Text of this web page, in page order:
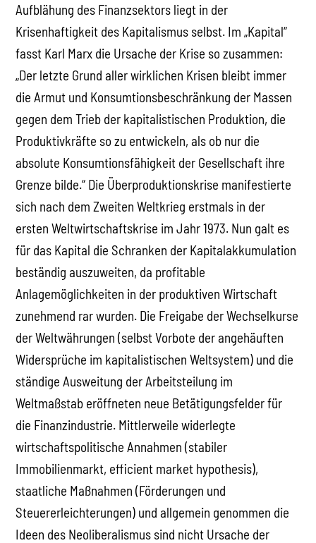
Aufblähung des Finanzsektors liegt in der
Krisenhaftigkeit des Kapitalismus selbst. Im „Kapital“
fasst Karl Marx die Ursache der Krise so zusammen:
„Der letzte Grund aller wirklichen Krisen bleibt immer
die Armut und Konsumtionsbeschränkung der Massen
gegen dem Trieb der kapitalistischen Produktion, die
Produktivkräfte so zu entwickeln, als ob nur die
absolute Konsumtionsfähigkeit der Gesellschaft ihre
Grenze bilde.“ Die Überproduktionskrise manifestierte
sich nach dem Zweiten Weltkrieg erstmals in der
ersten Weltwirtschaftskrise im Jahr 1973. Nun galt es
für das Kapital die Schranken der Kapitalakkumulation
beständig auszuweiten, da profitable
Anlagemöglichkeiten in der produktiven Wirtschaft
zunehmend rar wurden. Die Freigabe der Wechselkurse
der Weltwährungen (selbst Vorbote der angehäuften
Widersprüche im kapitalistischen Weltsystem) und die
ständige Ausweitung der Arbeitsteilung im
Weltmaßstab eröffneten neue Betätigungsfelder für
die Finanzindustrie. Mittlerweile widerlegte
wirtschaftspolitische Annahmen (stabiler
Immobilienmarkt, efficient market hypothesis),
staatliche Maßnahmen (Förderungen und
Steuererleichterungen) und allgemein genommen die
Ideen des Neoliberalismus sind nicht Ursache der